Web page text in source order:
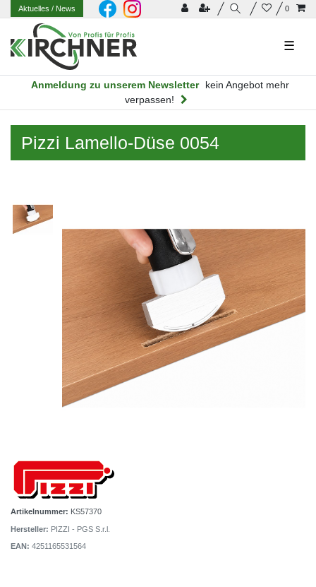
0
Aktuelles/ News
☰
Anmeldung zu unserem Newsletter
kein Angebot mehr
verpassen!
Pizzi Lamello-Düse 0054
Artikelnummer: KS57370
Hersteller: PIZZI - PGS S.r.l.
EAN: 4251165531564